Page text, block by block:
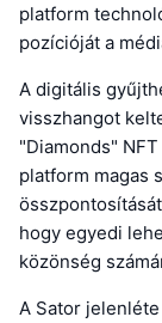
platform
pozícióját a
A digitális
visszhangot
"Diamonds"
platform magas
hogy egyedi
közönség
A Sator